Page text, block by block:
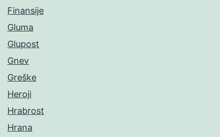
Finansije
Gluma
Glupost
Gnev
Greške
Heroji
Hrabrost
Hrana